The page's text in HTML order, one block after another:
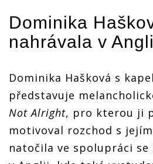
Dominika
nahrávala v
Dominika Hašková s
představuje
Not Alright, pro kterou ji
motivoval rozchod s
natočila ve spolupráci se